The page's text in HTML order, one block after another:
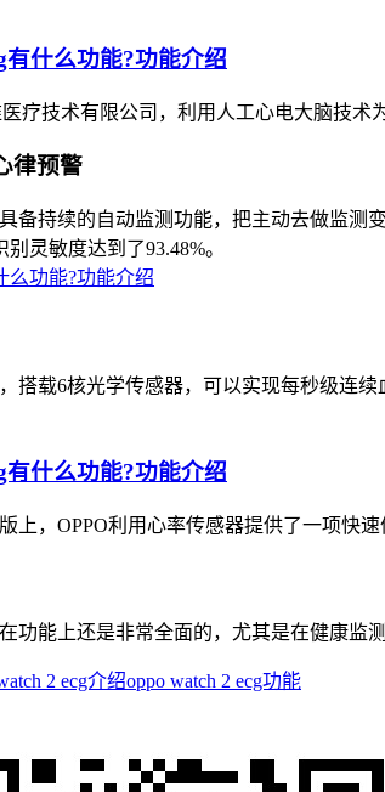
疗技术有限公司，利用人工心电大脑技
律预警
具备持续的自动监测功能，把主动去做监
灵敏度达到了93.48%。
，搭载6核光学传感器，可以实现每秒级连
版上，OPPO利用心率传感器提供了一项快
在功能上还是非常全面的，尤其是在健康监
2 ecg介绍oppo watch 2 ecg功能